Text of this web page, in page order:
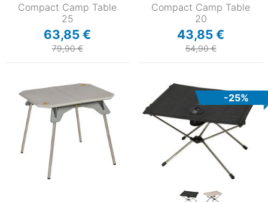
Compact Camp Table
25
63,85 €
79,90 €
Compact Camp Table
20
43,85 €
54,90 €
-25%